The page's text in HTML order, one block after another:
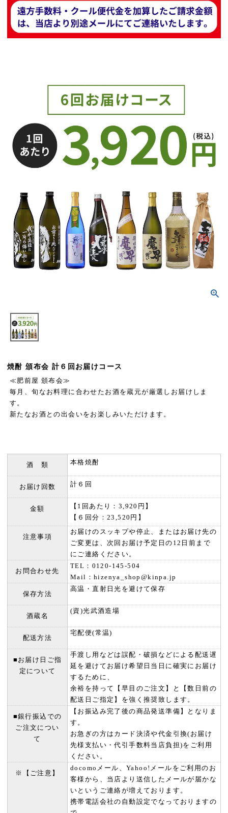
焼酎 頒布会 計６回お届けコース
≪肥前屋 頒布会≫
毎月、旬なお料理に合わせたお酒を蔵元が厳選しお届けしま
す。
新たなお酒との出会いをお楽しみいただけます。
酒 類 本格焼酎
お届け回数 計６回
金額
【1回あたり：3,920円】
【６回分：23,520円】
注意事項
お届けのスッキプや停止、またはお届け先の
ご変更は、次回お届け予定日の12日前まで
にご連絡ください。
お問合わせ先
TEL：0120-145-504
Mail：hizenya_shop@kinpa.jp
保存方法
高温・直射日光を避けて保存
酒蔵名
(資)光武酒造場
配送方法
宅配便(常温)
■お届け日ご指
定について
手渡し用などは誤配・破損などによる配送遅
延を避けてお届け希望日当日に確実にお届け
するために、
余裕を持って【早目のご注文】と【数日前の
配送日ご指定】を強く推奨致します。
■銀行振込での
ご注文につい
て
【お振込み完了後の商品発送準備】となりま
す。
お急ぎの方はカード決済や代金引換(お届け
先様支払い・代引手数料当店負担)をご利用
ください。
※【ご注意】
docomoメール、Yahoo!メールをご利用のお
客様から、当店より送信したメールが届かな
いというご連絡が増えております。
携帯電話会社の自動設定でなっておりますの